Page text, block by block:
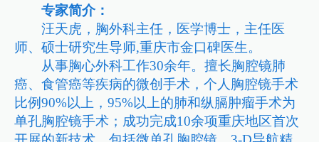
专家简介：
汪天虎，胸外科主任，医学博士，主任医
师、硕士研究生导师,重庆市金口碑医生。
从事胸心外科工作30余年。擅长胸腔镜肺
癌、食管癌等疾病的微创手术，个人胸腔镜手术
比例90%以上，95%以上的肺和纵膈肿瘤手术为
单孔胸腔镜手术；成功完成10余项重庆地区首次